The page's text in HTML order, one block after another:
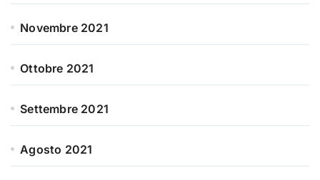
Novembre 2021
Ottobre 2021
Settembre 2021
Agosto 2021